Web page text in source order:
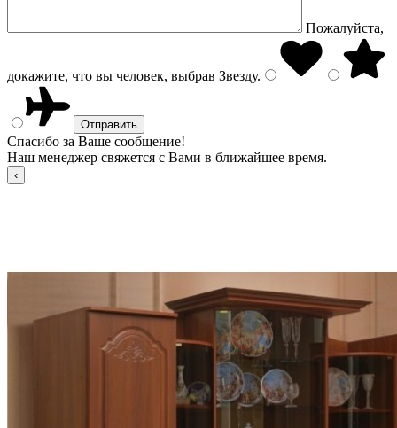
Пожалуйста,
докажите, что вы человек, выбрав Звезду.
Спасибо за Ваше сообщение!
Наш менеджер свяжется с Вами в ближайшее время.